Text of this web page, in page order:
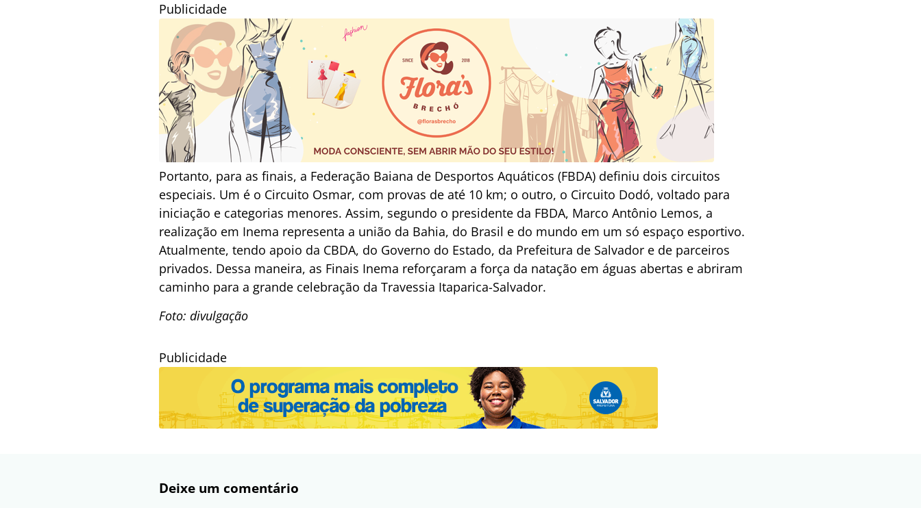
Publicidade
Portanto, para as finais, a Federação Baiana de Desportos Aquáticos (FBDA) definiu dois circuitos
especiais. Um é o Circuito Osmar, com provas de até 10 km; o outro, o Circuito Dodó, voltado para
iniciação e categorias menores. Assim, segundo o presidente da FBDA, Marco Antônio Lemos, a
realização em Inema representa a união da Bahia, do Brasil e do mundo em um só espaço esportivo.
Atualmente, tendo apoio da CBDA, do Governo do Estado, da Prefeitura de Salvador e de parceiros
privados. Dessa maneira, as Finais Inema reforçaram a força da natação em águas abertas e abriram
caminho para a grande celebração da Travessia Itaparica-Salvador.
Foto: divulgação
Publicidade
Deixe um comentário